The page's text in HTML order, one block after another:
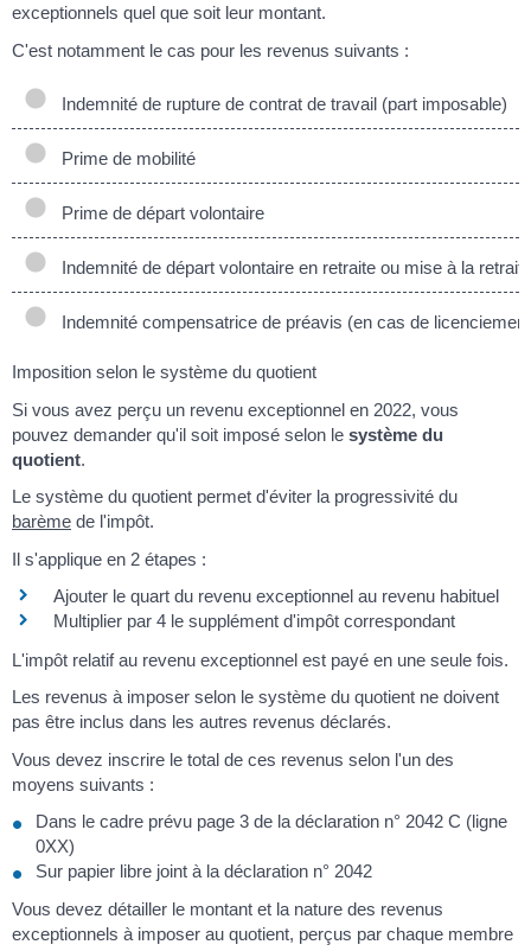
exceptionnels quel que soit leur montant.
C'est notamment le cas pour les revenus suivants :
Indemnité de rupture de contrat de travail (part imposable)
Prime de mobilité
Prime de départ volontaire
Indemnité de départ volontaire en retraite ou mise à la retraite
Indemnité compensatrice de préavis (en cas de
Imposition selon le système du quotient
Si vous avez perçu un revenu exceptionnel en 2022, vous
pouvez demander qu'il soit imposé selon le système du
quotient.
Le système du quotient permet d'éviter la progressivité du
barème de l'impôt.
Il s'applique en 2 étapes :
Ajouter le quart du revenu exceptionnel au revenu habituel
Multiplier par 4 le supplément d'impôt correspondant
L'impôt relatif au revenu exceptionnel est payé en une seule fois.
Les revenus à imposer selon le système du quotient ne doivent
pas être inclus dans les autres revenus déclarés.
Vous devez inscrire le total de ces revenus selon l'un des
moyens suivants :
Dans le cadre prévu page 3 de la déclaration n° 2042 C (ligne
0XX)
Sur papier libre joint à la déclaration n° 2042
Vous devez détailler le montant et la nature des revenus
exceptionnels à imposer au quotient, perçus par chaque membre